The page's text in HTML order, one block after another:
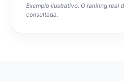
Exemplo ilustrativo. O ranking real
consultada.